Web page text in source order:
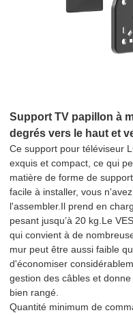
Support TV papillon à
degrés vers le haut et
Ce support pour téléviseur
exquis et compact, ce qui
matière de forme de
facile à installer, vous
l'assembler.Il prend en
pesant jusqu’à 20 kg.Le
qui convient à de
mur peut être aussi faible
d'économiser
gestion des câbles et
bien rangé.
Quantité minimum de